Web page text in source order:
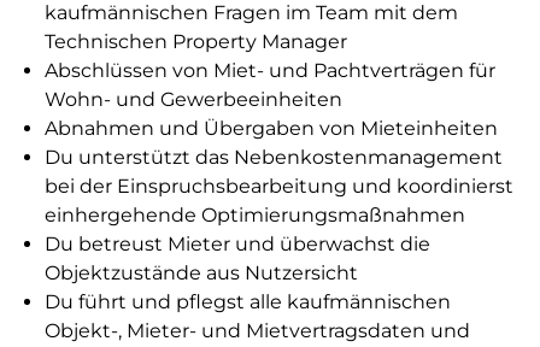
kaufmännischen Fragen im Team mit dem
Technischen Property Manager
Abschlüssen von Miet- und Pachtverträgen für
Wohn- und Gewerbeeinheiten
Abnahmen und Übergaben von Mieteinheiten
Du unterstützt das Nebenkostenmanagement
bei der Einspruchsbearbeitung und koordinierst
einhergehende Optimierungsmaßnahmen
Du betreust Mieter und überwachst die
Objektzustände aus Nutzersicht
Du führt und pflegst alle kaufmännischen
Objekt-, Mieter- und Mietvertragsdaten und